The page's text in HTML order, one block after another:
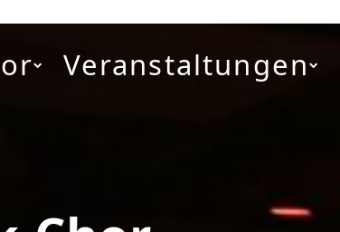
Veranstaltungen